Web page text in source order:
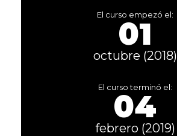
El curso empezó el:
01
octubre (2018)
El curso terminó el:
04
febrero (2019)